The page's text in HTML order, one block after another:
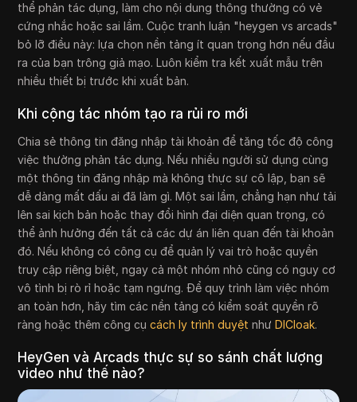
thể phản tác dụng, làm cho nội dung thông thường có vẻ
cứng nhắc hoặc sai lầm. Cuộc tranh luận "heygen vs arcads"
bỏ lỡ điều này: lựa chọn nền tảng ít quan trọng hơn nếu đầu
ra của bạn trông giả mạo. Luôn kiểm tra kết xuất mẫu trên
nhiều thiết bị trước khi xuất bản.
Khi cộng tác nhóm tạo ra rủi ro mới
Chia sẻ thông tin đăng nhập tài khoản để tăng tốc độ công
việc thường phản tác dụng. Nếu nhiều người sử dụng cùng
một thông tin đăng nhập mà không thực sự cô lập, bạn sẽ
dễ dàng mất dấu ai đã làm gì. Một sai lầm, chẳng hạn như tải
lên sai kịch bản hoặc thay đổi hình đại diện quan trọng, có
thể ảnh hưởng đến tất cả các dự án liên quan đến tài khoản
đó. Nếu không có công cụ để quản lý vai trò hoặc quyền
truy cập riêng biệt, ngay cả một nhóm nhỏ cũng có nguy cơ
vô tình bị rò rỉ hoặc tạm ngưng. Để quy trình làm việc nhóm
an toàn hơn, hãy tìm các nền tảng có kiểm soát quyền rõ
ràng hoặc thêm công cụcách ly trình duyệt nhưDICloak.
HeyGen và Arcads thực sự so sánh chất lượng
video như thế nào?